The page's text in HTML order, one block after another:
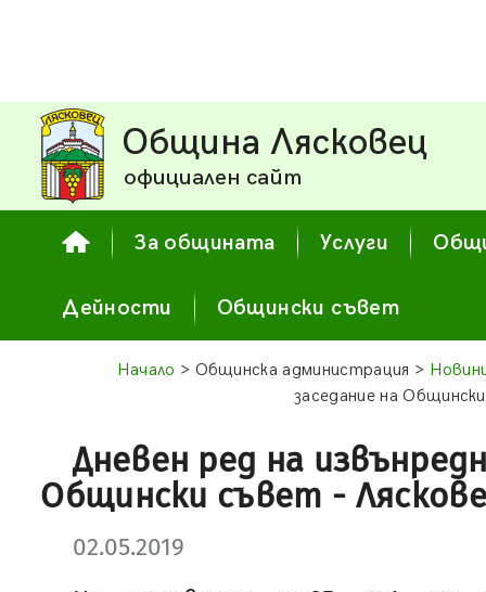
Община Лясковец
официален сайт
За общината Услуги
Дейности Общински съвет
Начало > Общинска администрация >
заседание на
Дневен ред на
Общински съвет -
02.05.2019